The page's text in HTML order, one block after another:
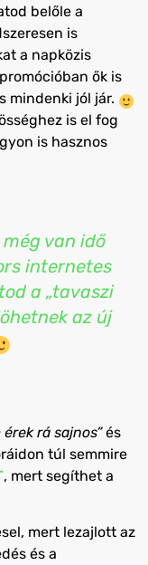
belőle a
is
a napközis
ők is
mindenki jól jár.
is el fog
is hasznos
van idő
internetes
a „tavaszi
az új
rá sajnos”és
túl semmire
, mert segíthet a
mert lezajlott az
és a